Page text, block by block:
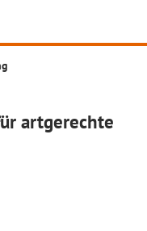
Search
artgerechte